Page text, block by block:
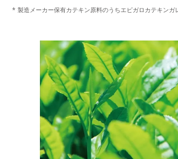
* 製造メーカー保有カテキン原料のうちエピガロカテキンガ